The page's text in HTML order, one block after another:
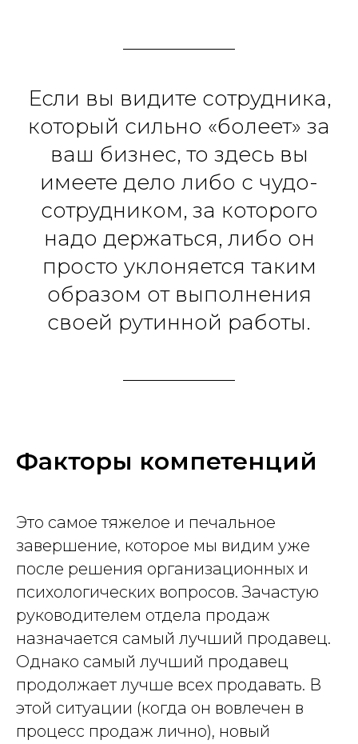
Если вы видите сотрудника,
который сильно «болеет» за
ваш бизнес, то здесь вы
имеете дело либо с чудо-
сотрудником, за которого
надо держаться, либо он
просто уклоняется таким
образом от выполнения
своей рутинной работы.
Факторы компетенций
Это самое тяжелое и печальное
завершение, которое мы видим уже
после решения организационных и
психологических вопросов. Зачастую
руководителем отдела продаж
назначается самый лучший продавец.
Однако самый лучший продавец
продолжает лучше всех продавать. В
этой ситуации (когда он вовлечен в
процесс продаж лично), новый